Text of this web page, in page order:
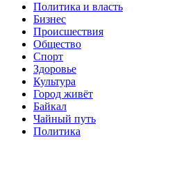
Политика и власть
Бизнес
Происшествия
Общество
Cпорт
Здоровье
Культура
Город живёт
Байкал
Чайный путь
Политика